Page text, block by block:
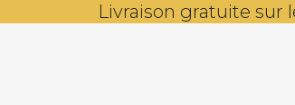
Livraison gratuite sur